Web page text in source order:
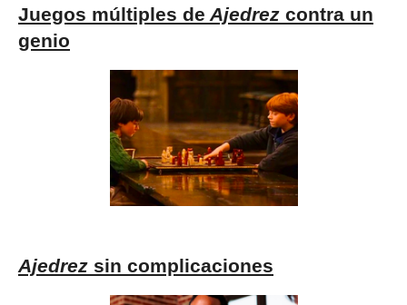
Juegos múltiples de Ajedrez contra un
genio
Ajedrez sin complicaciones